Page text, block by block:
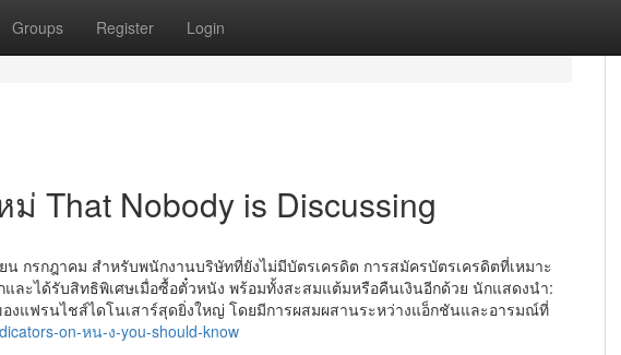
Groups Register Login
That Nobody is Discussing
กรกฎาคม สำหรับพนักงานบริษัทที่ยังไม่มีบัตรเครดิต การสมัครบัตรเครดิตที่เหมาะ
ะได้รับสิทธิพิเศษเมื่อซื้อตั๋วหนัง พร้อมทั้งสะสมแต้มหรือคืนเงินอีกด้วย นักแสดงนำ:
องแฟรนไชส์ไดโนเสาร์สุดยิ่งใหญ่ โดยมีการผสมผสานระหว่างแอ็กชันและอารมณ์ที่
on-หน-ง-you-should-know